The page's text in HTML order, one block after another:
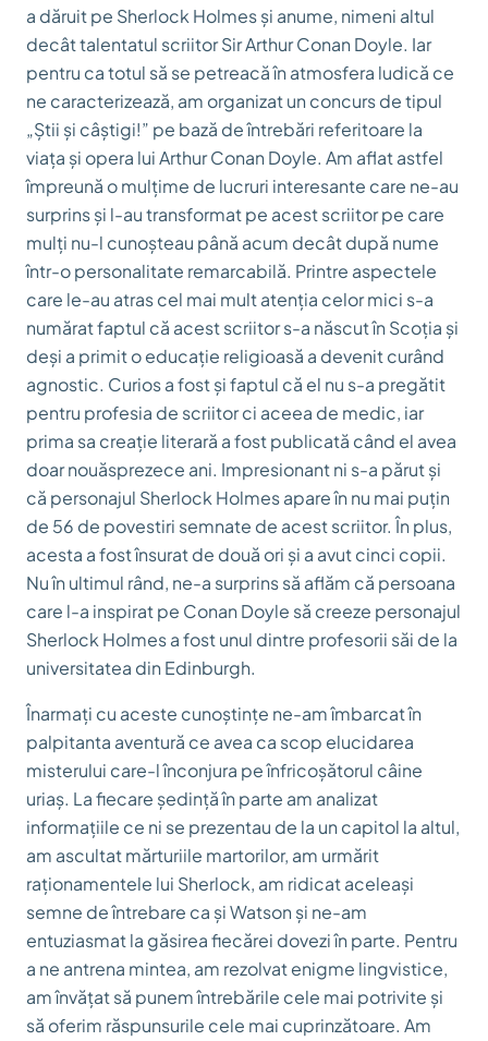
a dăruit pe Sherlock Holmes și anume, nimeni altul
decât talentatul scriitor Sir Arthur Conan Doyle. Iar
pentru ca totul să se petreacă în atmosfera ludică ce
ne caracterizează, am organizat un concurs de tipul
„Știi și câștigi!” pe bază de întrebări referitoare la
viața și opera lui Arthur Conan Doyle. Am aflat astfel
împreună o mulțime de lucruri interesante care ne-au
surprins și l-au transformat pe acest scriitor pe care
mulți nu-l cunoșteau până acum decât după nume
într-o personalitate remarcabilă. Printre aspectele
care le-au atras cel mai mult atenția celor mici s-a
numărat faptul că acest scriitor s-a născut în Scoția și
deși a primit o educație religioasă a devenit curând
agnostic. Curios a fost și faptul că el nu s-a pregătit
pentru profesia de scriitor ci aceea de medic, iar
prima sa creație literară a fost publicată când el avea
doar nouăsprezece ani. Impresionant ni s-a părut și
că personajul Sherlock Holmes apare în nu mai puțin
de 56 de povestiri semnate de acest scriitor. În plus,
acesta a fost însurat de două ori și a avut cinci copii.
Nu în ultimul rând, ne-a surprins să aflăm că persoana
care l-a inspirat pe Conan Doyle să creeze personajul
Sherlock Holmes a fost unul dintre profesorii săi de la
universitatea din Edinburgh.
Înarmați cu aceste cunoștințe ne-am îmbarcat în
palpitanta aventură ce avea ca scop elucidarea
misterului care-l înconjura pe înfricoșătorul câine
uriaș. La fiecare ședință în parte am analizat
informațiile ce ni se prezentau de la un capitol la altul,
am ascultat mărturiile martorilor, am urmărit
raționamentele lui Sherlock, am ridicat aceleași
semne de întrebare ca și Watson și ne-am
entuziasmat la găsirea fiecărei dovezi în parte. Pentru
a ne antrena mintea, am rezolvat enigme lingvistice,
am învățat să punem întrebările cele mai potrivite și
să oferim răspunsurile cele mai cuprinzătoare. Am